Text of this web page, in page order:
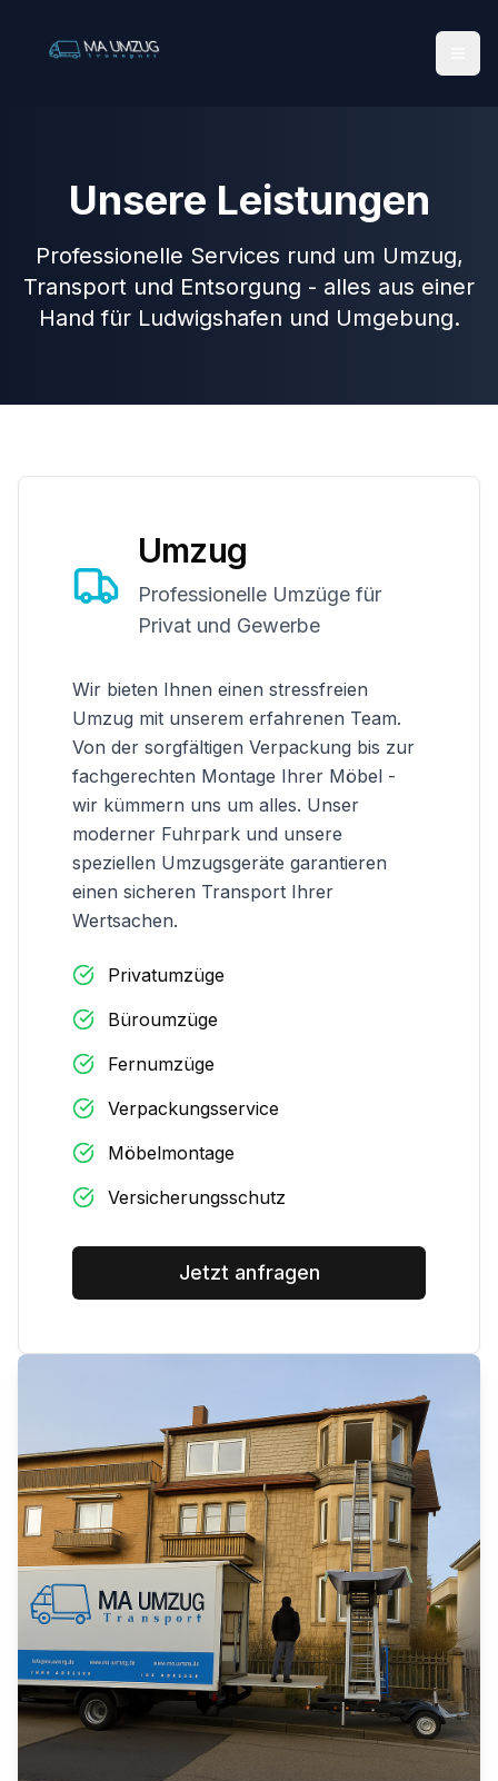
Unsere Leistungen
Professionelle Services rund um Umzug,
Transport und Entsorgung - alles aus einer
Hand für Ludwigshafen und Umgebung.
Umzug
Professionelle Umzüge für
Privat und Gewerbe
Wir bieten Ihnen einen stressfreien
Umzug mit unserem erfahrenen Team.
Von der sorgfältigen Verpackung bis zur
fachgerechten Montage Ihrer Möbel -
wir kümmern uns um alles. Unser
moderner Fuhrpark und unsere
speziellen Umzugsgeräte garantieren
einen sicheren Transport Ihrer
Wertsachen.
Privatumzüge
Büroumzüge
Fernumzüge
Verpackungsservice
Möbelmontage
Versicherungsschutz
Jetzt anfragen